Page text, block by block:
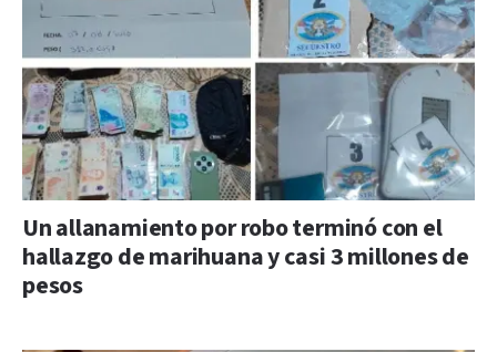
Un allanamiento por robo terminó con el
hallazgo de marihuana y casi 3 millones de
pesos